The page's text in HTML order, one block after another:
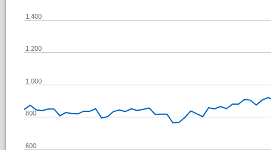
600
800
1,000
1,200
1,400